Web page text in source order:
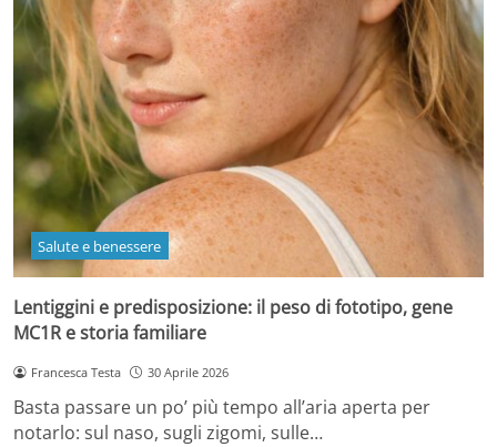
Salute e benessere
Lentiggini e predisposizione: il peso di fototipo, gene
MC1R e storia familiare
Francesca Testa 30 Aprile 2026
Basta passare un po’ più tempo all’aria aperta per
notarlo: sul naso, sugli zigomi, sulle…